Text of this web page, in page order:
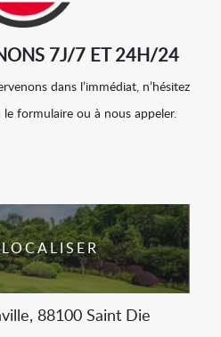
7J/7 ET 24H/24
dans l’immédiat, n’hésitez
formulaire ou à nous appeler.
88100 Saint Die